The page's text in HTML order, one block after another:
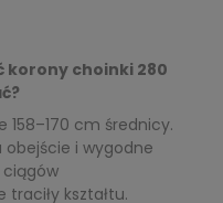
korony choinki 280
158–170 cm średnicy.
obejście i wygodne
traciły kształtu.